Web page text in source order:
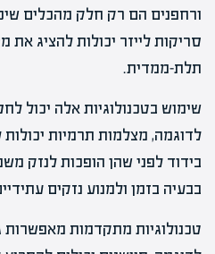
ורחפנים הם רק חלק מהכלים
סריקות לייזר יכולות להציג את
תלת-ממדית.
שימוש בטכנולוגיות אלה יכול
לדוגמה, מצלמות תרמיות יכולות
בידוד לפני שהן הופכות לנזק
בבעיה בזמן ולמנוע נזקים
טכנולוגיות מתקדמות